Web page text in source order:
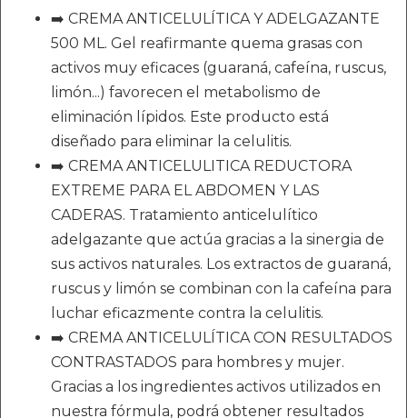
➡️ CREMA ANTICELULÍTICA Y ADELGAZANTE
500 ML. Gel reafirmante quema grasas con
activos muy eficaces (guaraná, cafeína, ruscus,
limón...) favorecen el metabolismo de
eliminación lípidos. Este producto está
diseñado para eliminar la celulitis.
➡️ CREMA ANTICELULITICA REDUCTORA
EXTREME PARA EL ABDOMEN Y LAS
CADERAS. Tratamiento anticelulítico
adelgazante que actúa gracias a la sinergia de
sus activos naturales. Los extractos de guaraná,
ruscus y limón se combinan con la cafeína para
luchar eficazmente contra la celulitis.
➡️ CREMA ANTICELULÍTICA CON RESULTADOS
CONTRASTADOS para hombres y mujer.
Gracias a los ingredientes activos utilizados en
nuestra fórmula, podrá obtener resultados